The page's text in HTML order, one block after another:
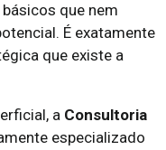
que nem
É exatamente
que existe a
a Consultoria
especializado